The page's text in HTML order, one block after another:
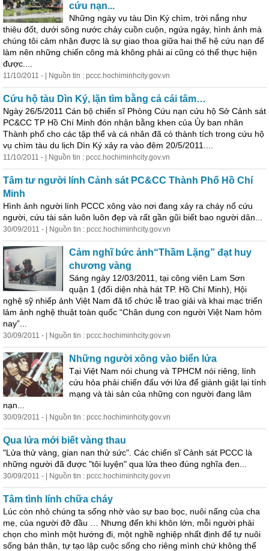
cứu nạn...
Những ngày vụ tàu Dìn Ký chìm, trời nắng như
thiêu đốt, dưới sông nước chảy cuồn cuộn, ngứa ngáy, hình ảnh mà
chúng tôi cảm nhận được là sự giao thoa giữa hai thế hệ cứu nạn để
làm nên những chiến công mà không phải ai cũng có thể thực hiện
được....
11/10/2011 - | Nguồn tin : pccc.hochiminhcity.gov.vn
Cứu hộ tàu Dìn Ký, lặn tìm bằng cả cái tâm…
Ngày 26/5/2011 Cán bộ chiến sĩ Phòng Cứu nạn cứu hộ Sở Cảnh sát
PC&CC TP Hồ Chí Minh đón nhận bằng khen của Ủy ban nhân
Thành phố cho các tập thể và cá nhân đã có thành tích trong cứu hộ
vụ chìm tàu du lịch Dìn Ký xảy ra vào đêm 20/5/2011....
11/10/2011 - | Nguồn tin : pccc.hochiminhcity.gov.vn
Tâm tư người lính Cảnh sát PC&CC Thành Phố Hồ Chí
Minh
Hình ảnh người lính PCCC xông vào nơi đang xảy ra cháy nổ cứu
người, cứu tài sản luôn luôn đẹp và rất gần gũi biết bao người dân...
30/09/2011 - | Nguồn tin : pccc.hochiminhcity.gov.vn
Cảm nghĩ bức ảnh“Thầm Lặng” đạt huy
chương vàng
Sáng ngày 12/03/2011, tại công viên Lam Sơn
quận 1 (đối diện nhà hát TP. Hồ Chí Minh), Hội
nghệ sỹ nhiếp ảnh Việt Nam đã tổ chức lễ trao giải và khai mạc triển
lảm ảnh nghệ thuật toàn quốc “Chân dung con người Việt Nam hôm
nay”...
30/09/2011 - | Nguồn tin : pccc.hochiminhcity.gov.vn
Những người xông vào biển lửa
Tại Việt Nam nói chung và TPHCM nói riêng, lính
cứu hỏa phải chiến đấu với lửa để giành giật lại tính
mạng và tài sản của những con người đang lâm
nạn...
30/09/2011 - | Nguồn tin : pccc.hochiminhcity.gov.vn
Qua lửa mới biết vàng thau
"Lửa thử vàng, gian nan thử sức". Các chiến sĩ Cảnh sát PCCC là
những người đã được "tôi luyện" qua lửa theo đúng nghĩa đen...
30/09/2011 - | Nguồn tin : pccc.hochiminhcity.gov.vn
Tâm tình lính chữa cháy
Lúc còn nhỏ chúng ta sống nhờ vào sự bao bọc, nuôi nấng của cha
mẹ, của người đỡ đầu … Nhưng đến khi khôn lớn, mỗi người phải
chọn cho mình một hướng đi, một nghề nghiệp nhất định để tự nuôi
sống bản thân, tự tạo lập cuộc sống cho riêng mình chứ không thể